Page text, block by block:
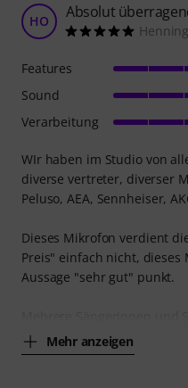
HO Absolut
WIr haben im Studio von
diverse vertreter, diverser
Peluso, AEA, Sennheiser,
Dieses Mikrofon verdient
Preis" einfach nicht,
Aussage "sehr gut" punkt.
Mehr anzeigen
Features
Sound
Verarbeitung